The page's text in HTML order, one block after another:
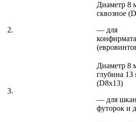
2.
Диаметр 8
сквозное
— для
конфирмата
3.
Диаметр 8
глубина
(D8х13)
— для
футорок и